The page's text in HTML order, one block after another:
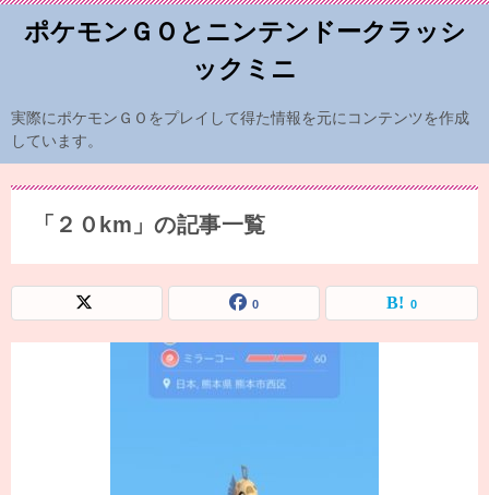
ポケモンＧＯとニンテンドークラッシ
ックミニ
実際にポケモンＧＯをプレイして得た情報を元にコンテンツを作成
しています。
「２０km」の記事一覧
0 0